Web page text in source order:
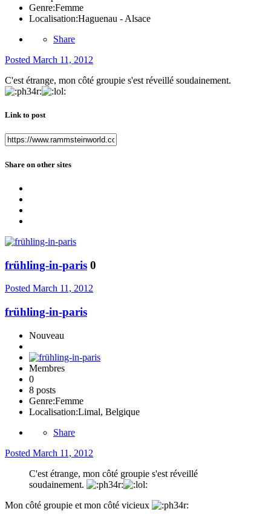
Genre:Femme
Localisation:Haguenau - Alsace
Share
Posted March 11, 2012
C'est étrange, mon côté groupie s'est réveillé soudainement.
Link to post
Share on other sites
frühling-in-paris 0
Posted March 11, 2012
frühling-in-paris
Nouveau
Membres
0
8 posts
Genre:Femme
Localisation:Limal, Belgique
Share
Posted March 11, 2012
C'est étrange, mon côté groupie s'est réveillé
soudainement.
Mon côté groupie et mon côté vicieux